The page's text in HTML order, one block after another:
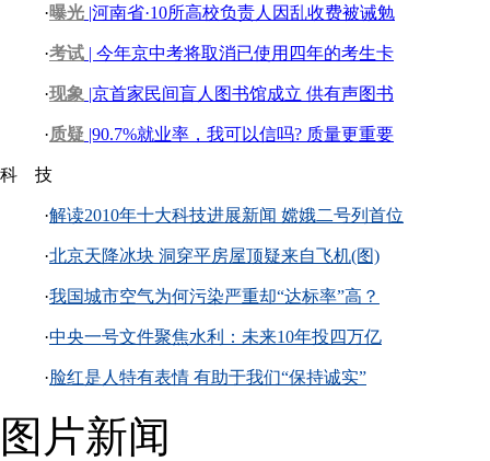
·曝光 |河南省·10所高校负责人因乱收费被诫勉
·考试 | 今年京中考将取消已使用四年的考生卡
·现象 |京首家民间盲人图书馆成立 供有声图书
·质疑 |90.7%就业率，我可以信吗? 质量更重要
科 技
·解读2010年十大科技进展新闻 嫦娥二号列首位
·北京天降冰块 洞穿平房屋顶疑来自飞机(图)
·我国城市空气为何污染严重却“达标率”高？
·中央一号文件聚焦水利：未来10年投四万亿
·脸红是人特有表情 有助于我们“保持诚实”
图片新闻